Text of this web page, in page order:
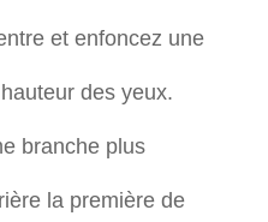
et enfoncez une
des yeux.
branche plus
la première de